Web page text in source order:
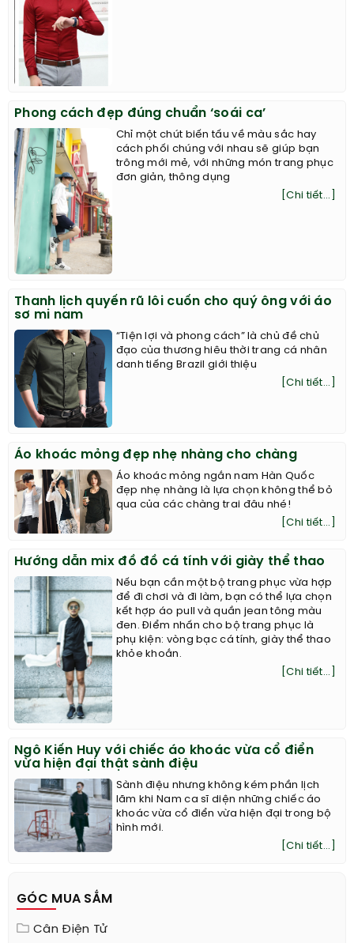
Phong cách đẹp đúng chuẩn ‘soái ca’
Chỉ một chút biến tấu về màu sắc hay
cách phối chúng với nhau sẽ giúp bạn
trông mới mẻ, với những món trang phục
đơn giản, thông dụng
[Chi tiết...]
Thanh lịch quyến rũ lôi cuốn cho quý ông với áo
sơ mi nam
“Tiện lợi và phong cách” là chủ đề chủ
đạo của thương hiêu thời trang cá nhân
danh tiếng Brazil giới thiệu
[Chi tiết...]
Áo khoác mỏng đẹp nhẹ nhàng cho chàng
Áo khoác mỏng ngắn nam Hàn Quốc
đẹp nhẹ nhàng là lựa chọn không thể bỏ
qua của các chàng trai đâu nhé!
[Chi tiết...]
Hướng dẫn mix đồ đồ cá tính với giày thể thao
Nếu bạn cần một bộ trang phục vừa hợp
để đi chơi và đi làm, bạn có thể lựa chọn
kết hợp áo pull và quần jean tông màu
đen. Điểm nhấn cho bộ trang phục là
phụ kiện: vòng bạc cá tính, giày thể thao
khỏe khoắn.
[Chi tiết...]
Ngô Kiến Huy với chiếc áo khoác vừa cổ điển
vừa hiện đại thật sành điệu
Sành điệu nhưng không kém phần lịch
lãm khi Nam ca sĩ diện những chiếc áo
khoác vừa cổ điển vừa hiện đại trong bộ
hình mới.
[Chi tiết...]
GÓC MUA SẮM
Cân Điện Tử